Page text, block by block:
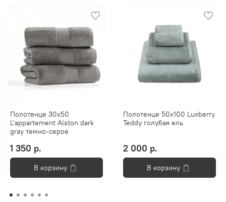
Полотенце 30х50
L'appartement Alston dark
gray темно-серое
1 350 р.
В корзину
Полотенце 50х100 Luxberry
Teddy голубая ель
2 000 р.
В корзину